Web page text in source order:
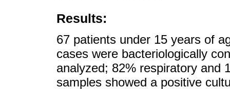
Results:
67 patients under 15 years of
cases were bacteriologically
analyzed; 82% respiratory and
samples showed a positive